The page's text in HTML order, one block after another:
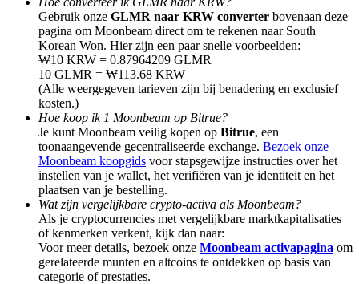
BTC Welcome Rewards
Deposit & Trade BTC to Share 25000 USDT prize pool!
Deposit CASHCAT & Win
Share 500000 CASHCAT prize pool
Exclusive for BitMart Users
Gebruik onze GLMR naar KRW converter bovenaan deze
pagina om Moonbeam direct om te rekenen naar South
Korean Won. Hier zijn een paar snelle voorbeelden:
₩10 KRW = 0.87964209 GLMR
10 GLMR = ₩113.68 KRW
(Alle weergegeven tarieven zijn bij benadering en exclusief
kosten.)
Hoe koop ik 1 Moonbeam op Bitrue?
Je kunt Moonbeam veilig kopen op Bitrue, een
toonaangevende gecentraliseerde exchange. Bezoek onze
Moonbeam koopgids voor stapsgewijze instructies over het
instellen van je wallet, het verifiëren van je identiteit en het
plaatsen van je bestelling.
Wat zijn vergelijkbare crypto-activa als Moonbeam?
Als je cryptocurrencies met vergelijkbare marktkapitalisaties
of kenmerken verkent, kijk dan naar:
Voor meer details, bezoek onze Moonbeam activapagina om
gerelateerde munten en altcoins te ontdekken op basis van
categorie of prestaties.